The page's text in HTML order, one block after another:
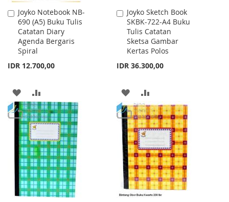
Joyko Notebook NB-
690 (A5) Buku Tulis
Catatan Diary
Agenda Bergaris
Spiral
IDR 12.700,00
Add
to
Cart
ADD
TO
WISH
LIST
TO
COMPARE
Joyko Sketch Book
SKBK-722-A4 Buku
Tulis Catatan
Sketsa Gambar
Kertas Polos
IDR 36.300,00
Add
to
Cart
ADD
TO
WISH
LIST
TO
COMPARE